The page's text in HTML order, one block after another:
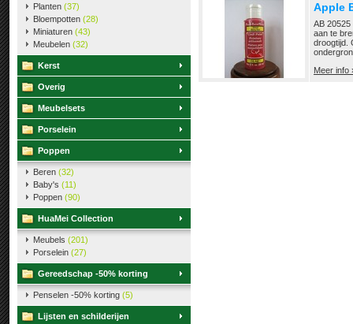
Planten (37)
Bloempotten (28)
Miniaturen (43)
Meubelen (32)
Kerst
Overig
Meubelsets
Porselein
Poppen
Beren (32)
Baby's (11)
Poppen (90)
HuaMei Collection
Meubels (201)
Porselein (27)
Gereedschap -50% korting
Penselen -50% korting (5)
Lijsten en schilderijen
Apple
AB
aan te
droogtijd.
Meer info